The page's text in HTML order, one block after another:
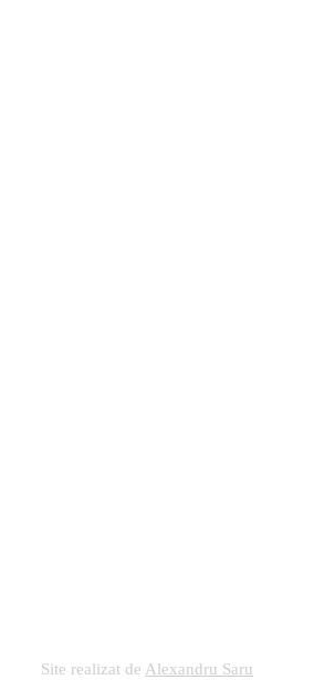
Site realizat de Alexandru Saru